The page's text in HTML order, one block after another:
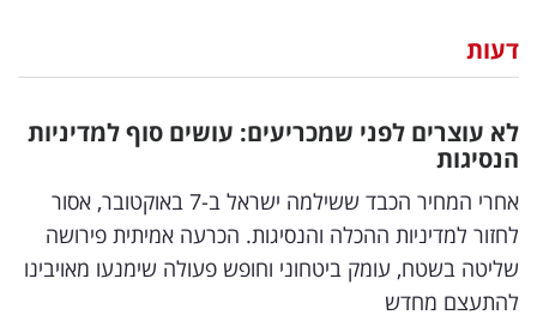
וצרכנות
דיגיטל
וטק
שיווק
ופרסום
דעות
לא עוצרים לפני שמכריעים: עושים סוף למדיניות
הנסיגות
אחרי המחיר הכבד ששילמה ישראל ב-7 באוקטובר, אסור
לחזור למדיניות ההכלה והנסיגות. הכרעה אמיתית פירושה
שליטה בשטח, עומק ביטחוני וחופש פעולה שימנעו מאויבינו
להתעצם מחדש